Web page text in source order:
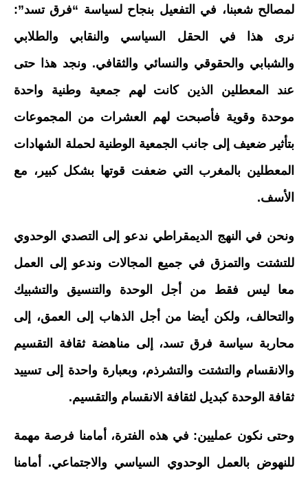
لمصالح شعبنا، في التفعيل بنجاح لسياسة “فرق تسد”:
نرى هذا في الحقل السياسي والنقابي والطلابي
والشبابي والحقوقي والنسائي والثقافي. ونجد هذا حتى
عند المعطلين الذين كانت لهم جمعية وطنية واحدة
موحدة وقوية فأصبحت لهم العشرات من المجموعات
بتأثير ضعيف إلى جانب الجمعية الوطنية لحملة الشهادات
المعطلين بالمغرب التي ضعفت قوتها بشكل كبير، مع
الأسف.
ونحن في النهج الديمقراطي ندعو إلى التصدي الوحدوي
للتشتت والتمزق في جميع المجالات وندعو إلى العمل
معا ليس فقط من أجل الوحدة والتنسيق والتشبيك
والتحالف، ولكن أيضا من أجل الذهاب إلى العمق، إلى
محاربة سياسة فرق تسد، إلى مناهضة ثقافة التقسيم
والانقسام والتشتت والتشرذم، وبعبارة واحدة إلى تسييد
ثقافة الوحدة كبديل لثقافة الانقسام والتقسيم.
وحتى نكون عمليين: في هذه الفترة، أمامنا فرصة مهمة
للنهوض بالعمل الوحدوي السياسي والاجتماعي. أمامنا